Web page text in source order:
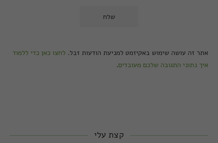
אתר זה עושה שימוש באקיזמט למניעת הודעות זבל. לחצו כאן כדי ללמוד
איך נתוני התגובה שלכם מעובדים.
קצת עלי